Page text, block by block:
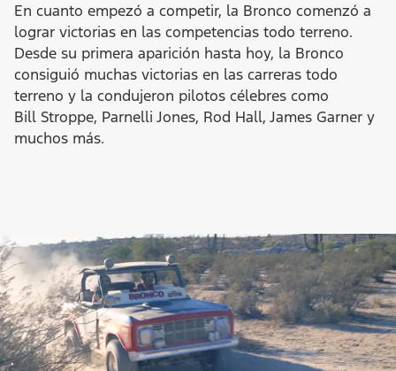
En cuanto empezó a competir, la Bronco comenzó a
lograr victorias en las competencias todo terreno.
Desde su primera aparición hasta hoy, la Bronco
consiguió muchas victorias en las carreras todo
terreno y la condujeron pilotos célebres como
Bill Stroppe, Parnelli Jones, Rod Hall, James Garner y
muchos más.